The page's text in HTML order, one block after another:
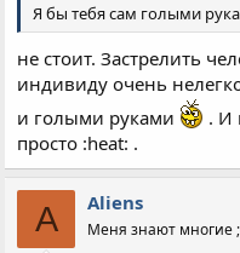
Я бы тебя сам голыми
не стоит. Застрелить
индивиду очень
и голыми руками
. И
просто :heat: .
A Aliens
Меня знают многие